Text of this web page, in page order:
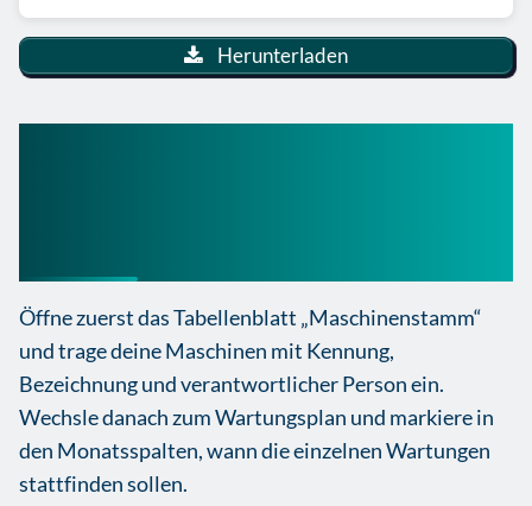
Herunterladen
Öffne zuerst das Tabellenblatt „Maschinenstamm“
und trage deine Maschinen mit Kennung,
Bezeichnung und verantwortlicher Person ein.
Wechsle danach zum Wartungsplan und markiere in
den Monatsspalten, wann die einzelnen Wartungen
stattfinden sollen.